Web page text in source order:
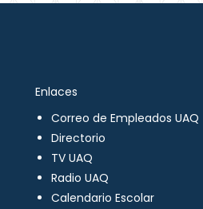
Enlaces
Correo de Empleados UAQ
Directorio
TV UAQ
Radio UAQ
Calendario Escolar